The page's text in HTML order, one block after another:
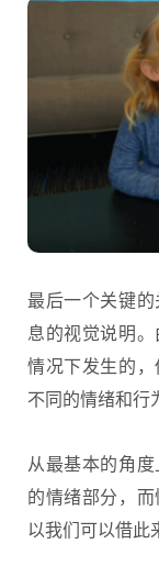
最后一个关键
息的视觉说明
情况下发生的
不同的情绪和行
从最基本的角
的情绪部分，
以我们可以借此